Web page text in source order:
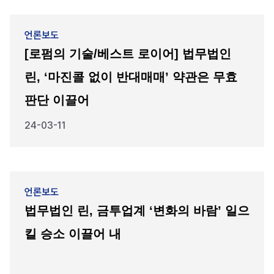
언론보도
[로펌의 기술/베스트 로이어] 법무법인
린, ‘마진콜 없이 반대매매’ 약관은 무효
판단 이끌어
24-03-11
언론보도
법무법인 린, 금투업계 ‘변화의 바람’ 일으
킬 승소 이끌어 내